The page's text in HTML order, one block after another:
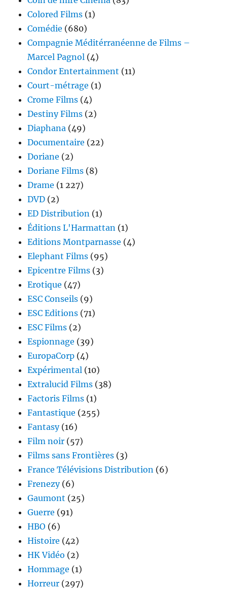
Colored Films (1)
Comédie (680)
Compagnie Méditérranéenne de Films –
Marcel Pagnol (4)
Condor Entertainment (11)
Court-métrage (1)
Crome Films (4)
Destiny Films (2)
Diaphana (49)
Documentaire (22)
Doriane (2)
Doriane Films (8)
Drame (1 227)
DVD (2)
ED Distribution (1)
Éditions L'Harmattan (1)
Editions Montparnasse (4)
Elephant Films (95)
Epicentre Films (3)
Erotique (47)
ESC Conseils (9)
ESC Editions (71)
ESC Films (2)
Espionnage (39)
EuropaCorp (4)
Expérimental (10)
Extralucid Films (38)
Factoris Films (1)
Fantastique (255)
Fantasy(16)
Film noir (57)
Films sans Frontières (3)
France Télévisions Distribution (6)
Frenezy(6)
Gaumont (25)
Guerre (91)
HBO (6)
Histoire (42)
HK Vidéo (2)
Hommage (1)
Horreur (297)